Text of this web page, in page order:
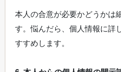
本人の合意が必要かどうかは
す。悩んだら、個人情報に詳
すすめします。